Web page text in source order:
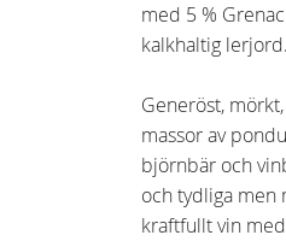
med 5 %
kalkhaltig lerjord.
Generöst,
massor av
björnbär och
och tydliga men
kraftfullt vin